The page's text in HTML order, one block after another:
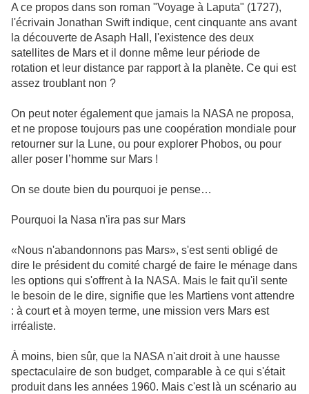
A ce propos dans son roman "Voyage à Laputa" (1727),
l'écrivain Jonathan Swift indique, cent cinquante ans avant
la découverte de Asaph Hall, l'existence des deux
satellites de Mars et il donne même leur période de
rotation et leur distance par rapport à la planète. Ce qui est
assez troublant non ?
On peut noter également que jamais la NASA ne proposa,
et ne propose toujours pas une coopération mondiale pour
retourner sur la Lune, ou pour explorer Phobos, ou pour
aller poser l’homme sur Mars !
On se doute bien du pourquoi je pense…
Pourquoi la Nasa n'ira pas sur Mars
«Nous n'abandonnons pas Mars», s'est senti obligé de
dire le président du comité chargé de faire le ménage dans
les options qui s'offrent à la NASA. Mais le fait qu'il sente
le besoin de le dire, signifie que les Martiens vont attendre
: à court et à moyen terme, une mission vers Mars est
irréaliste.
À moins, bien sûr, que la NASA n'ait droit à une hausse
spectaculaire de son budget, comparable à ce qui s'était
produit dans les années 1960. Mais c'est là un scénario au